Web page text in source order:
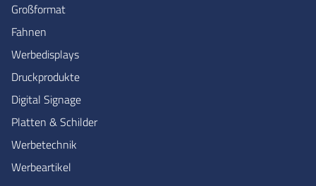
Großformat
Fahnen
Werbedisplays
Druckprodukte
Digital Signage
Platten & Schilder
Werbetechnik
Werbeartikel